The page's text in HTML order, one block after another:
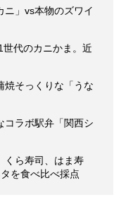
」vs本物のズワイ
世代のカニかま。近
そっくりな「うな
コラボ駅弁「関西シ
ら寿司、はま寿
を食べ比べ採点